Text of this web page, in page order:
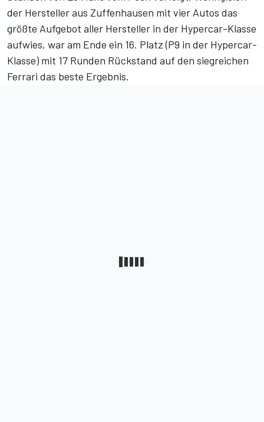
der Hersteller aus Zuffenhausen mit vier Autos das
größte Aufgebot aller Hersteller in der Hypercar-Klasse
aufwies, war am Ende ein 16. Platz (P9 in der Hypercar-
Klasse) mit 17 Runden Rückstand auf den siegreichen
Ferrari das beste Ergebnis.